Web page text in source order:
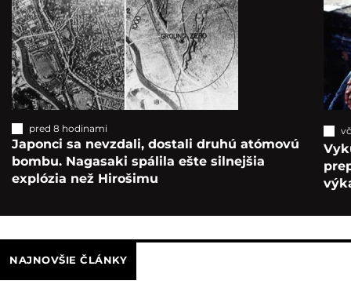
pred 8 hodinami
Japonci sa nevzdali, dostali druhú atómovú
bombu. Nagasaki spálila ešte silnejšia
explózia než Hirošimu
NAJNOVŠIE ČLÁNKY